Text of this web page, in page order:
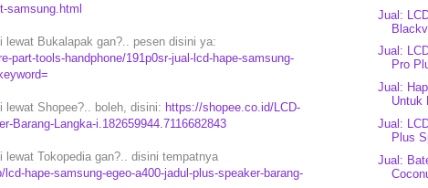
samsung.html
lewat Bukalapak gan?.. pesen disini ya:
part-tools-handphone/191p0sr-jual-lcd-hape-samsung-
lewat Shopee?.. boleh, disini: https://shopee.co.id/LCD-
Barang-Langka-i.182659944.7116682843
Tokopedia gan?.. disini tempatnya
hape-samsung-egeo-a400-jadul-plus-speaker-barang-
Jual:
Jual:
Pro
Jual:
Untuk
Jual:
Plus
Jual: